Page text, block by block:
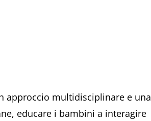
approccio multidisciplinare e una
educare i bambini a interagire